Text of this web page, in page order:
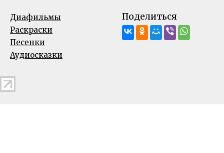
Диафильмы
Раскраски
Песенки
Аудиосказки
Поделиться